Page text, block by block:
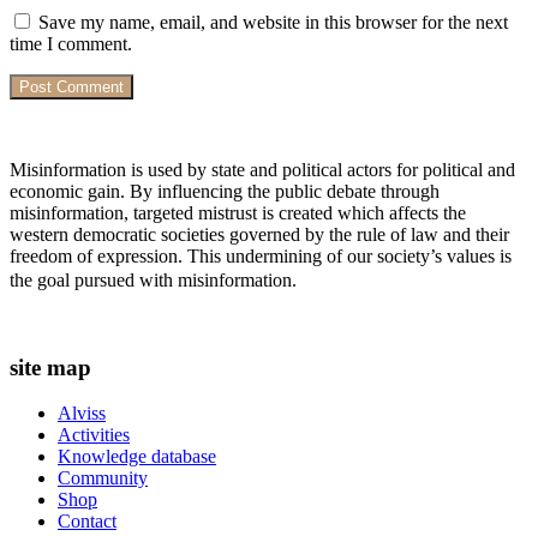
Save my name, email, and website in this browser for the next
time I comment.
Misinformation is used by state and political actors for political and
economic gain. By influencing the public debate through
misinformation, targeted mistrust is created which affects the
western democratic societies governed by the rule of law and their
freedom of expression. This undermining of our society’s values ​​is
the goal pursued with misinformation.
site map
Alviss
Activities
Knowledge database
Community
Shop
Contact